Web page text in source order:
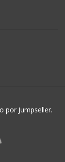
por Jumpseller.